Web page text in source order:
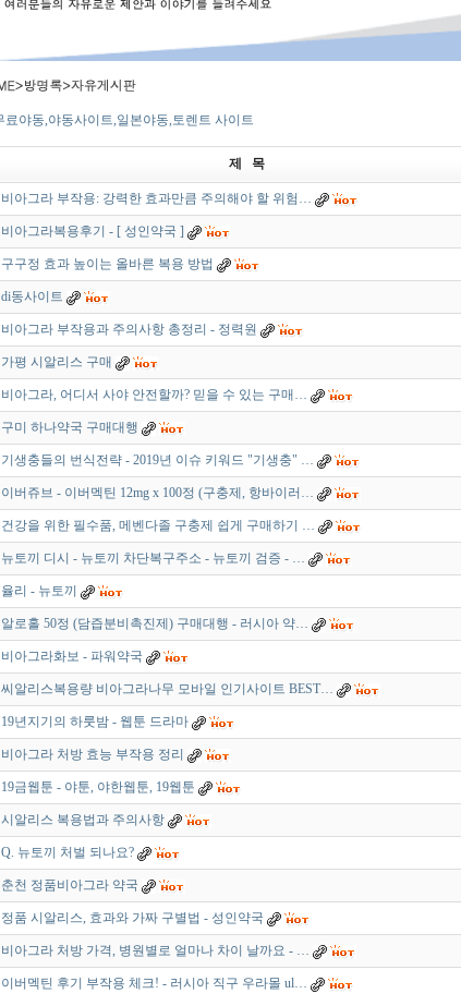
제 목
비아그라 부작용: 강력한 효과만큼 주의해야 할 위험…
비아그라복용후기 - [ 성인약국 ]
구구정 효과 높이는 올바른 복용 방법
di동사이트
비아그라 부작용과 주의사항 총정리 - 정력원
가평 시알리스 구매
비아그라, 어디서 사야 안전할까? 믿을 수 있는 구매…
구미 하나약국 구매대행
기생충들의 번식전략 - 2019년 이슈 키워드 "기생충" …
이버쥬브 - 이버멕틴 12mg x 100정 (구충제, 항바이러…
건강을 위한 필수품, 메벤다졸 구충제 쉽게 구매하기 …
뉴토끼 디시 - 뉴토끼 차단복구주소 - 뉴토끼 검증 - …
율리 - 뉴토끼
알로홀 50정 (담즙분비촉진제) 구매대행 - 러시아 약…
비아그라화보 - 파워약국
씨알리스복용량 비아그라나무 모바일 인기사이트 BEST…
19년지기의 하룻밤 - 웹툰 드라마
비아그라 처방 효능 부작용 정리
19금웹툰 - 야툰, 야한웹툰, 19웹툰
시알리스 복용법과 주의사항
Q. 뉴토끼 처벌 되나요?
춘천 정품비아그라 약국
정품 시알리스, 효과와 가짜 구별법 - 성인약국
비아그라 처방 가격, 병원별로 얼마나 차이 날까요 - …
이버멕틴 후기 부작용 체크! - 러시아 직구 우라몰 ul…